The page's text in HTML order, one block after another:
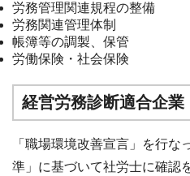
労務管理関連規程の整備
労務関連管理体制
帳簿等の調製、保管
労働保険・社会保険
経営労務診断適合企業
「職場環境改善宣言」を行
準」に基づいて社労士に確認